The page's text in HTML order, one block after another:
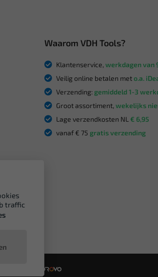
Waarom VDH Tools?
Klantenservice, werkdagen van
Veilig online betalen meto.a.
Verzending: gemiddeld 1-3
Groot assortiment, wekelijks
Lage verzendkosten NL € 6,95
vanaf € 75 gratis verzending
traffic